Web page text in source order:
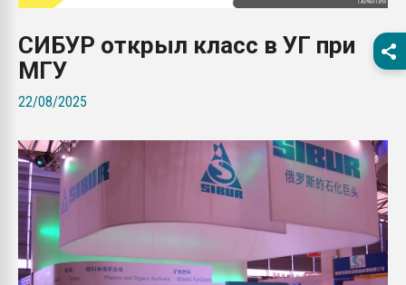
Материал
вакуумного
ПЕРЕЙТИ НА
СИБУР открыл класс в УГ при
МГУ
22/08/2025